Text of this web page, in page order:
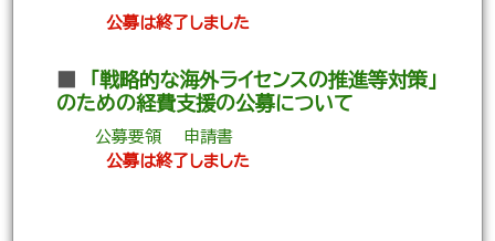
公募は終了しました
「戦略的な海外ライセンスの推進等対策」
のための経費支援の公募について
公募要領
申請書
公募は終了しました